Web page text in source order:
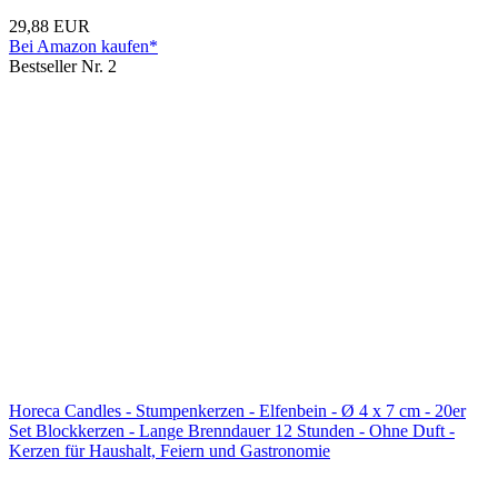
29,88 EUR
Bei Amazon kaufen*
Bestseller Nr. 2
Horeca Candles - Stumpenkerzen - Elfenbein - Ø 4 x 7 cm - 20er
Set Blockkerzen - Lange Brenndauer 12 Stunden - Ohne Duft -
Kerzen für Haushalt, Feiern und Gastronomie